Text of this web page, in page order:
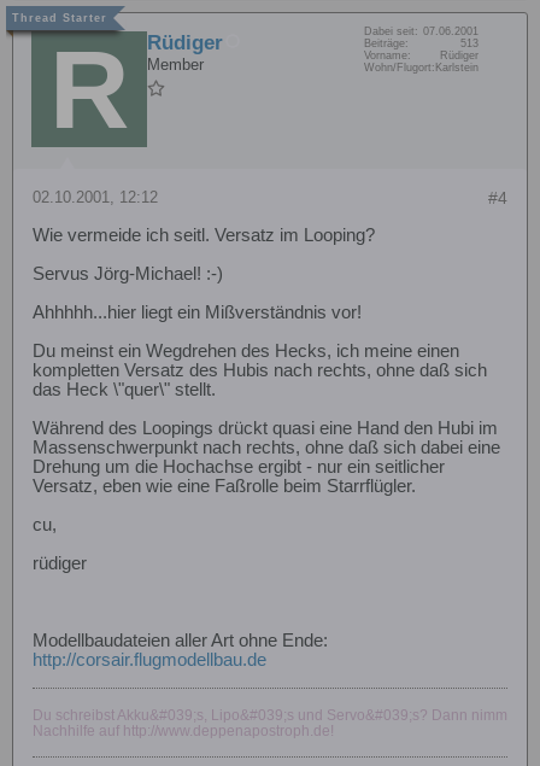
Rüdiger
Member
Dabei seit: 07.06.2001
Beiträge:
513
Vorname:
Rüdiger
Wohn/Flugort: Karlstein
#4
02.10.2001, 12:12
Wie vermeide ich seitl. Versatz im Looping?
Servus Jörg-Michael! :-)
Ahhhhh...hier liegt ein Mißverständnis vor!
Du meinst ein Wegdrehen des Hecks, ich meine einen
kompletten Versatz des Hubis nach rechts, ohne daß sich
das Heck \"quer\" stellt.
Während des Loopings drückt quasi eine Hand den Hubi im
Massenschwerpunkt nach rechts, ohne daß sich dabei eine
Drehung um die Hochachse ergibt - nur ein seitlicher
Versatz, eben wie eine Faßrolle beim Starrflügler.
cu,
rüdiger
Modellbaudateien aller Art ohne Ende:
http://corsair.flugmodellbau.de
Du schreibst Akku&#039;s, Lipo&#039;s und Servo&#039;s? Dann nimm
Nachhilfe auf http://www.deppenapostroph.de!